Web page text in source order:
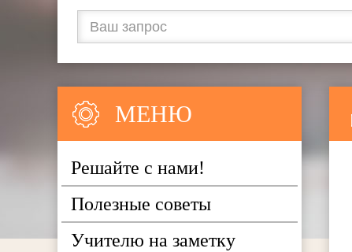
МЕНЮ
Решайте с нами!
Полезные советы
Учителю на заметку